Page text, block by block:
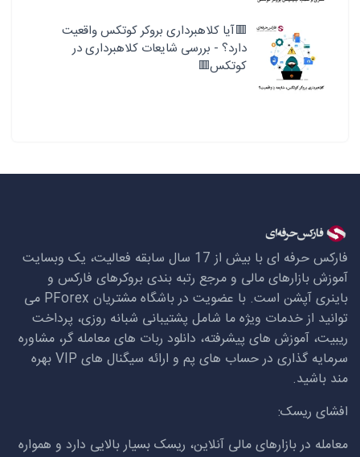
🟥آیا کلاهبرداری بروکر کوتکس واقعیت
دارد؟ - بررسی شایعات کلاهبرداری در
کوتکس🟥
فارکس حرفه ای با بیش از 17 سال سابقه فعالیت، یک وبسایت
آموزش بازارهای مالی و مرجع رتبه بندی بروکرهای فارکس و
باینری آپشن است. با عضویت در باشگاه مشتریان PForex می
توانید از خدمات ویژه ما شامل پشتیبانی شبانه روزی، پرداخت
ریبیت، آموزش های پیشرفته، دانلود ربات های معامله گر، مشاوره
سرمایه گذاری در حساب های پم و ارائه سیگنال های VIPبهره
مند باشید.
افشای ریسک:
معامله در بازارهای مالی آنلاین، ریسک بسیار بالایی دارد و همواره